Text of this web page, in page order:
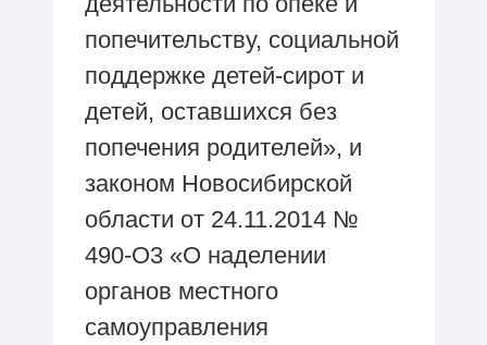
попечительству, социальной
поддержке детей-сирот и
детей, оставшихся без
попечения родителей», и
законом Новосибирской
области от 24.11.2014 №
490-O3 «О наделении
органов местного
самоуправления